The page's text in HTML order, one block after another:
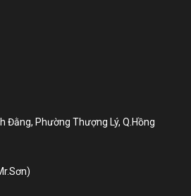
Đằng, Phường Thượng Lý, Q.Hồng